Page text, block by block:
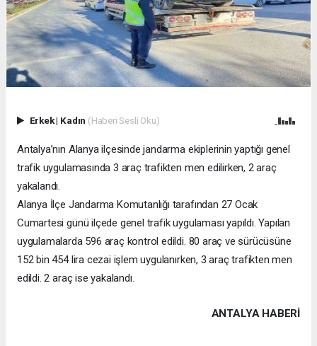
Erkek| Kadın (Haberi Sesli Oku)
Antalya’nın Alanya ilçesinde jandarma ekiplerinin yaptığı genel
trafik uygulamasında 3 araç trafikten men edilirken, 2 araç
yakalandı.
Alanya İlçe Jandarma Komutanlığı tarafından 27 Ocak
Cumartesi günü ilçede genel trafik uygulaması yapıldı. Yapılan
uygulamalarda 596 araç kontrol edildi. 80 araç ve sürücüsüne
152 bin 454 lira cezai işlem uygulanırken, 3 araç trafikten men
edildi. 2 araç ise yakalandı.
ANTALYA HABERİ